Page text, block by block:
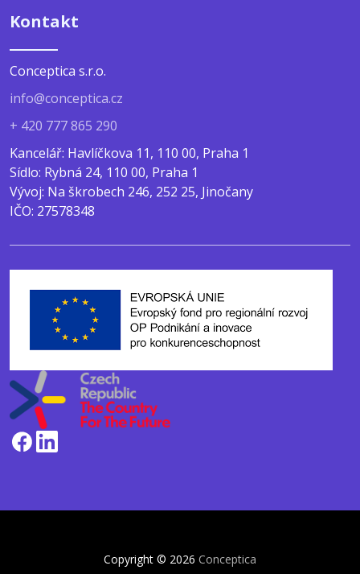
Kontakt
Conceptica s.r.o.
info@conceptica.cz
+ 420 777 865 290
Kancelář: Havlíčkova 11, 110 00, Praha 1
Sídlo: Rybná 24, 110 00, Praha 1
Vývoj: Na škrobech 246, 252 25, Jinočany
IČO: 27578348
Copyright © 2026 Conceptica